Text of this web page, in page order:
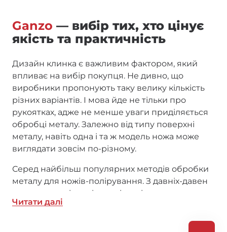
Ganzo — вибір тих, хто цінує
якість та практичність
Дизайн клинка є важливим фактором, який
впливає на вибір покупця. Не дивно, що
виробники пропонують таку велику кількість
різних варіантів. І мова йде не тільки про
рукоятках, адже не менше уваги приділяється
обробці металу. Залежно від типу поверхні
металу, навіть одна і та ж модель ножа може
виглядати зовсім по-різному.
Серед найбільш популярних методів обробки
металу для ножів-полірування. З давніх-давен
дзеркально відполіровані ножі вважалися
найбільш красивими і цінувалися дорожче
Читати далi